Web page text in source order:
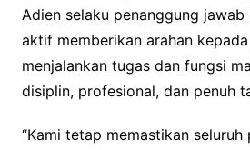
Adien selaku penanggung jawab
aktif memberikan arahan
menjalankan tugas dan fungsi
disiplin, profesional, dan penuh
“Kami tetap memastikan seluruh